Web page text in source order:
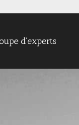
d'experts